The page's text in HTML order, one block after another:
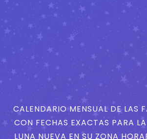
CALENDARIO MENSUAL DE LAS
CON FECHAS EXACTAS PARA
LUNA NUEVA EN SU ZONA